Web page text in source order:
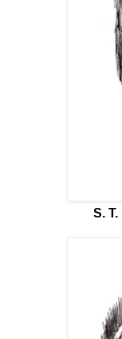
S. T.